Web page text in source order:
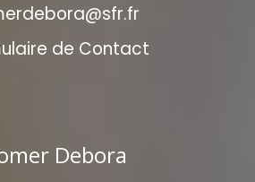
de Contact
Debora